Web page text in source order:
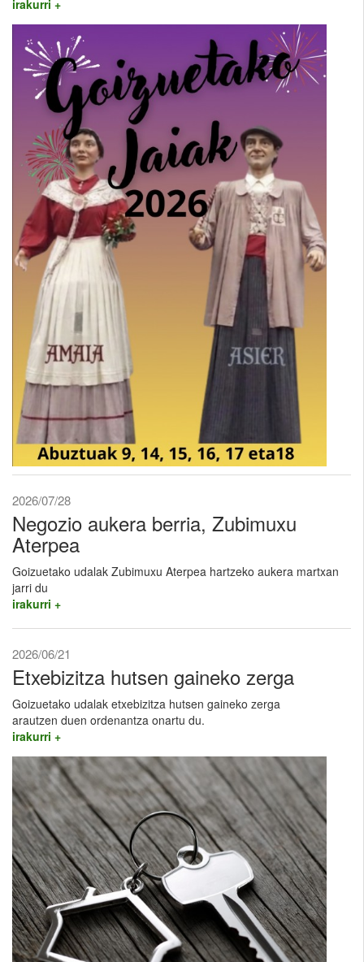
irakurri +
2026/07/28
Negozio aukera berria, Zubimuxu
Aterpea
Goizuetako udalak Zubimuxu Aterpea hartzeko aukera martxan
jarri du
irakurri +
2026/06/21
Etxebizitza hutsen gaineko zerga
Goizuetako udalak etxebizitza hutsen gaineko zerga
arautzen duen ordenantza onartu du.
irakurri +